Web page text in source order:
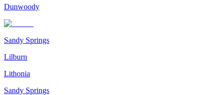
Dunwoody
Sandy Springs
Lilburn
Lithonia
Sandy Springs